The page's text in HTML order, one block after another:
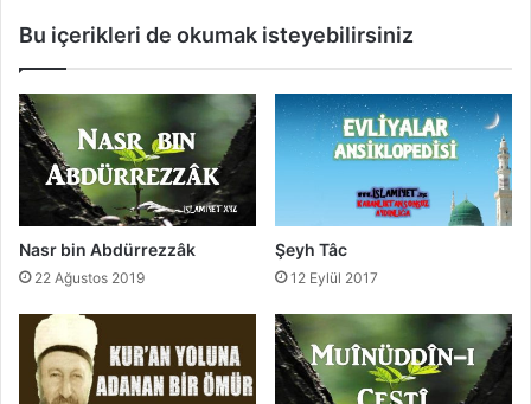
Bu içerikleri de okumak isteyebilirsiniz
Nasr bin Abdürrezzâk
22 Ağustos 2019
Şeyh Tâc
12 Eylül 2017